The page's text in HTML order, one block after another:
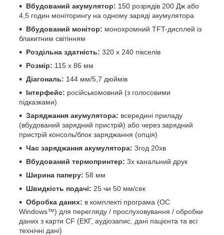
Вбудований акумулятор: 150 розрядів 200 Дж або
4,5 годин моніторингу на одному заряді акумулятора
Вбудований монітор: монохромний TFT-дисплей із
блакитним світінням
Роздільна здатність: 320 х 240 пікселів
Розмір: 115 х 86 мм
Діагональ: 144 мм/5,7 дюймів
Інтерфейс: російськомовний (з голосовими
підказками)
Заряджання акумулятора: всередині приладу
(вбудований зарядний пристрій) або через зарядний
пристрій консоль/блок заряджання (опція)
Час заряджання акумулятора: 3год 20хв
Вбудований термопринтер: 3х канальний друк
Ширина паперу: 58 мм
Швидкість подачі: 25 чи 50 мм/сек
Обробка даних: в комплекті програма (ОС
Windows™) для перегляду / прослуховування / обробки
даних з карти CF (ЕКГ, аудіозапис, дані пацієнта та всі
технічні дані)